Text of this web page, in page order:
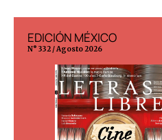
EDICIÓN MÉXICO
N° 332 / Agosto 2026